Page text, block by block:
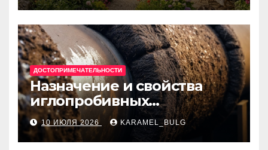
ДОСТОПРИМЕЧАТЕЛЬНОСТИ
Назначение и свойства
иглопробивных
базальтовых огнеупорных
матов
10 ИЮЛЯ 2026 KARAMEL_BULG